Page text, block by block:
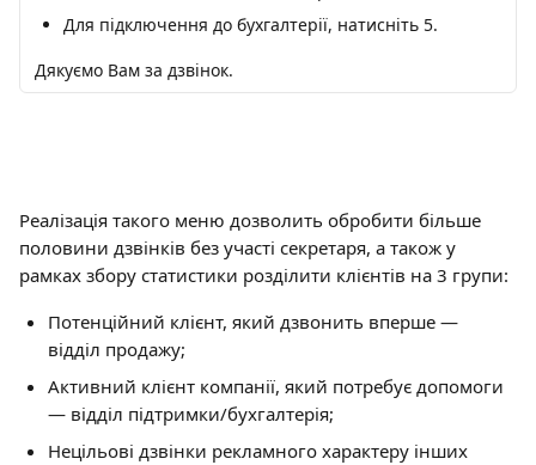
Для підключення до бухгалтерії, натисніть 5.
Дякуємо Вам за дзвінок.
Реалізація такого меню дозволить обробити більше
половини дзвінків без участі секретаря, а також у
рамках збору статистики розділити клієнтів на 3 групи:
Потенційний клієнт, який дзвонить вперше —
відділ продажу;
Активний клієнт компанії, який потребує допомоги
— відділ підтримки/бухгалтерія;
Нецільові дзвінки рекламного характеру інших